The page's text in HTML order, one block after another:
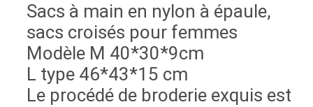
Sacs à main en nylon à épaule,
sacs croisés pour femmes
Modèle M 40*30*9cm
L type 46*43*15 cm
Le procédé de broderie exquis est